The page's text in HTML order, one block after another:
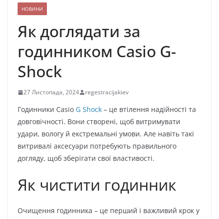
НОВИНИ
Як доглядати за
годинником Casio G-
Shock
27 Листопада, 2024 regestracijakiev
Годинники Casio G Shock – це втілення надійності та
довговічності. Вони створені, щоб витримувати
удари, вологу й екстремальні умови. Але навіть такі
витривалі аксесуари потребують правильного
догляду, щоб зберігати свої властивості.
Як чистити годинник
Очищення годинника – це перший і важливий крок у